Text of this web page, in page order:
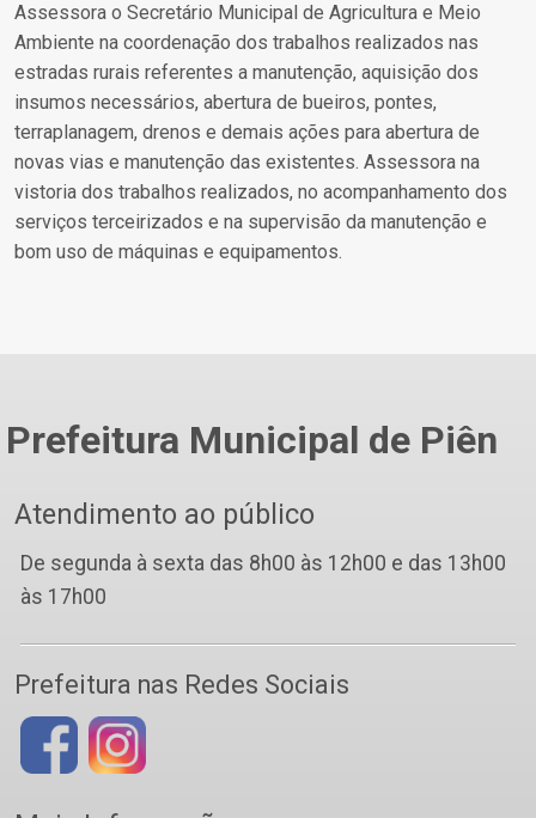
Assessora o Secretário Municipal de Agricultura e Meio
Ambiente na coordenação dos trabalhos realizados nas
estradas rurais referentes a manutenção, aquisição dos
insumos necessários, abertura de bueiros, pontes,
terraplanagem, drenos e demais ações para abertura de
novas vias e manutenção das existentes. Assessora na
vistoria dos trabalhos realizados, no acompanhamento dos
serviços terceirizados e na supervisão da manutenção e
bom uso de máquinas e equipamentos.
Prefeitura Municipal de Piên
Atendimento ao público
De segunda à sexta das 8h00 às 12h00 e das 13h00
às 17h00
Prefeitura nas Redes Sociais